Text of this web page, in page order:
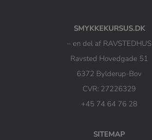
SMYKKEKURSUS.DK
– en del af RAVSTEDHUS
Ravsted Hovedgade 51
6372 Bylderup-Bov
CVR: 27226329
+45 74 64 76 28
SITEMAP